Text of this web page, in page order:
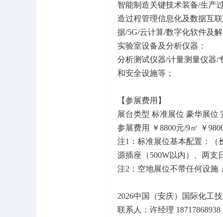
智能制造关键技术装备/生产
造过程管理信息化及数据互
据/5G/云计算/数字化软件及
实验室设备及分析仪器：
分析测试仪器/计量测量仪器/
和安全设施等；
【参展费用】
展台类型 标准展位 豪华展位
参展费用 ￥8800元/9㎡ ￥
注1：标准展位基本配置：（
源插座（500W以内）、两支
注2：空地展位不带任何设施
2026中国（安庆）国际化工
联系人：许经理 18717868938